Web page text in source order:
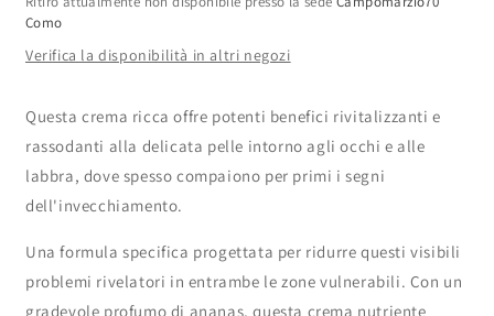
Lip
15ml
Lip
Como
Verifica la disponibilità in altri negozi
Questa crema ricca offre potenti benefici rivitalizzanti e
rassodanti alla delicata pelle intorno agli occhi e alle
labbra, dove spesso compaiono per primi i segni
dell'invecchiamento.
Una formula specifica progettata per ridurre questi visibili
problemi rivelatori in entrambe le zone vulnerabili. Con un
gradevole profumo di ananas, questa crema nutriente